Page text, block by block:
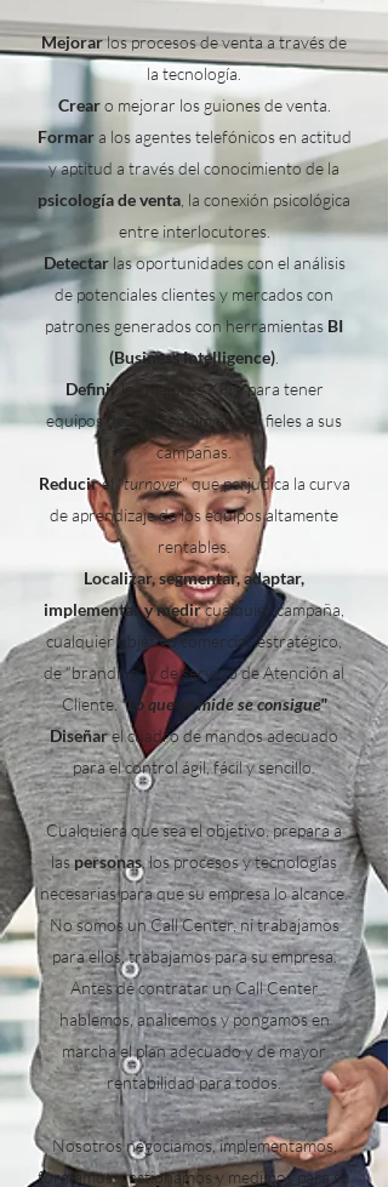
Mejorarlos procesos de venta a través de
la tecnología.
Crearo mejorar los guiones de venta.
Formara los agentes telefónicos en actitud
y aptitud a través del conocimiento de la
psicología de venta , la conexión psicológica
entre interlocutores.
Detectar las oportunidades con el análisis
de potenciales clientes y mercados con
patrones generados con herramientas BI
(Business Intelligence)
Definir los mejores KPI’s para tener
equipos de alto rendimiento y fieles a sus
campañas.
Reducirel “turnover” que perjudica la curva
de aprendizaje de los equipos altamente
rentables.
Localizar, segmentar, adaptar,
implementar y medircualquier campaña,
cualquier objetivo comercial, estratégico,
de “branding” y de servicio de Atención al
Cliente."Lo que se mide se consigue"
Diseñarel cuadro de mandos adecuado
para el control ágil, fácil y sencillo.
Cualquiera que sea el objetivo, prepara a
laspersonas, los procesos y tecnologías
necesarias para que su empresa lo alcance.
No somos un Call Center, ni trabajamos
para ellos, trabajamos para su empresa.
Antes de contratar un Call Center
hablemos, analicemos y pongamos en
marcha el plan adecuado y de mayor
rentabilidad para todos.
Nosotros negociamos, implementamos,
formamos, gestionamos y medimos para su